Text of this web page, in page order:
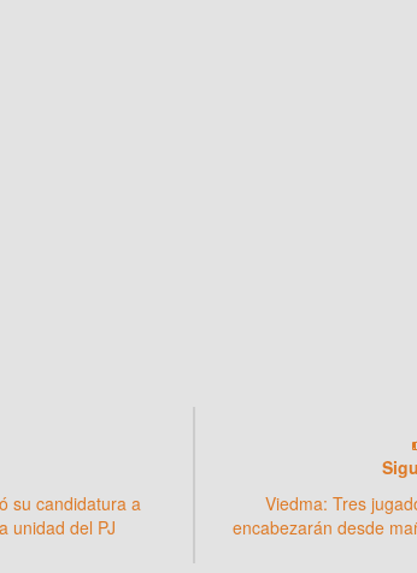
su candidatura a
unidad del PJ
Viedma: Tres
encabezarán desde